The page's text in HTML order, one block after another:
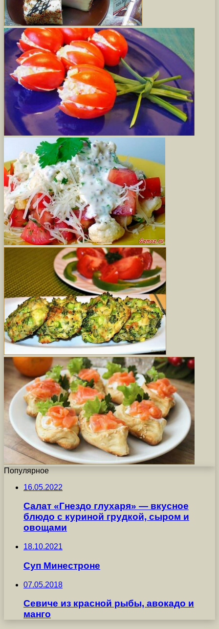
Популярное
16.05.2022
Салат «Гнездо глухаря» — вкусное
блюдо с куриной грудкой, сыром и
овощами
18.10.2021
Суп Минестроне
07.05.2018
Севиче из красной рыбы, авокадо и
манго